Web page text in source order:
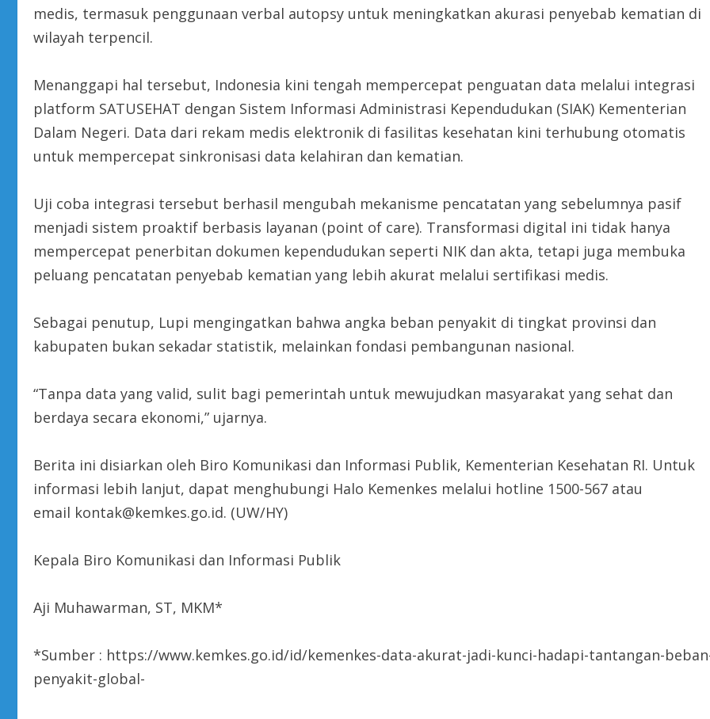
medis, termasuk penggunaan verbal autopsy untuk meningkatkan akurasi penyebab kematian di
wilayah terpencil.
Menanggapi hal tersebut, Indonesia kini tengah mempercepat penguatan data melalui integrasi
platform SATUSEHAT dengan Sistem Informasi Administrasi Kependudukan (SIAK) Kementerian
Dalam Negeri. Data dari rekam medis elektronik di fasilitas kesehatan kini terhubung otomatis
untuk mempercepat sinkronisasi data kelahiran dan kematian.
Uji coba integrasi tersebut berhasil mengubah mekanisme pencatatan yang sebelumnya pasif
menjadi sistem proaktif berbasis layanan (point of care). Transformasi digital ini tidak hanya
mempercepat penerbitan dokumen kependudukan seperti NIK dan akta, tetapi juga membuka
peluang pencatatan penyebab kematian yang lebih akurat melalui sertifikasi medis.
Sebagai penutup, Lupi mengingatkan bahwa angka beban penyakit di tingkat provinsi dan
kabupaten bukan sekadar statistik, melainkan fondasi pembangunan nasional.
“Tanpa data yang valid, sulit bagi pemerintah untuk mewujudkan masyarakat yang sehat dan
berdaya secara ekonomi,” ujarnya.
Berita ini disiarkan oleh Biro Komunikasi dan Informasi Publik, Kementerian Kesehatan RI. Untuk
informasi lebih lanjut, dapat menghubungi Halo Kemenkes melalui hotline 1500-567 atau
email kontak@kemkes.go.id. (UW/HY)
Kepala Biro Komunikasi dan Informasi Publik
Aji Muhawarman, ST, MKM*
*Sumber : https://www.kemkes.go.id/id/kemenkes-data-akurat-jadi-kunci-hadapi-tantangan-
penyakit-global-